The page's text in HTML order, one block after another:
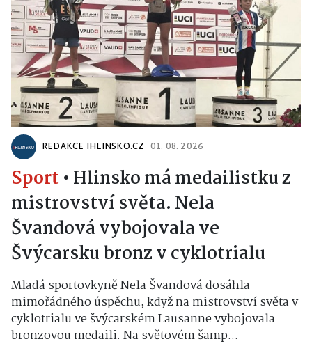
REDAKCE IHLINSKO.CZ 01. 08. 2026
Sport • Hlinsko má medailistku z
mistrovství světa. Nela
Švandová vybojovala ve
Švýcarsku bronz v cyklotrialu
Mladá sportovkyně Nela Švandová dosáhla
mimořádného úspěchu, když na mistrovství světa v
cyklotrialu ve švýcarském Lausanne vybojovala
bronzovou medaili. Na světovém šamp...